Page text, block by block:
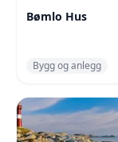
Bømlo Hus
Bygg og anlegg